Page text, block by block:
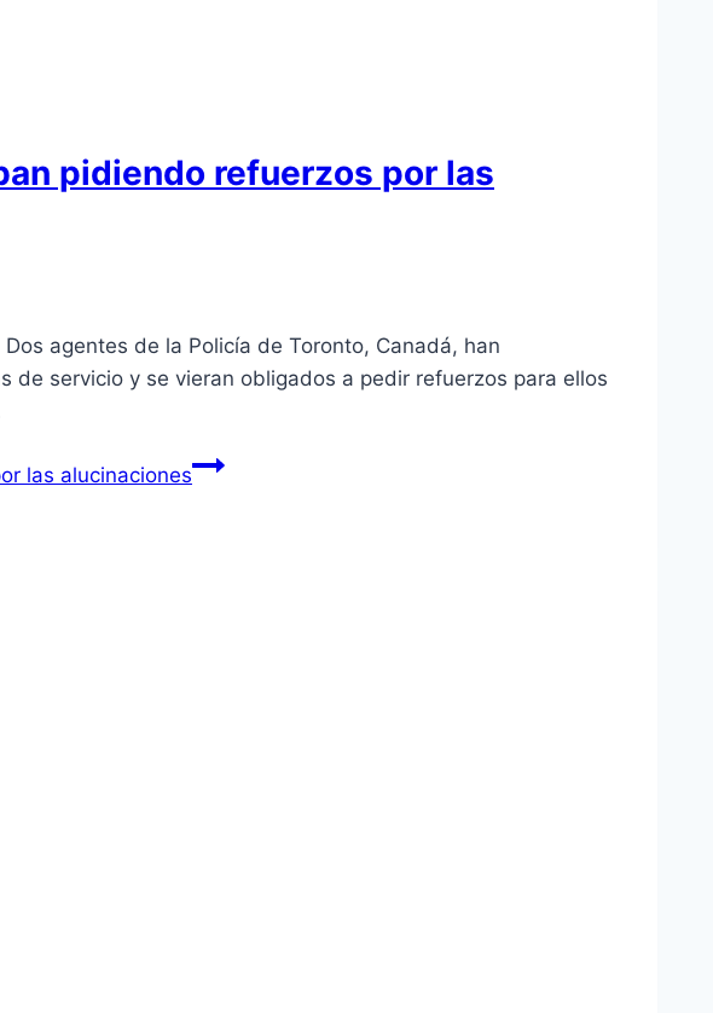
pidiendo refuerzos por las
agentes de la Policía de Toronto, Canadá, han
servicio y se vieran obligados a pedir refuerzos para ellos
las alucinaciones